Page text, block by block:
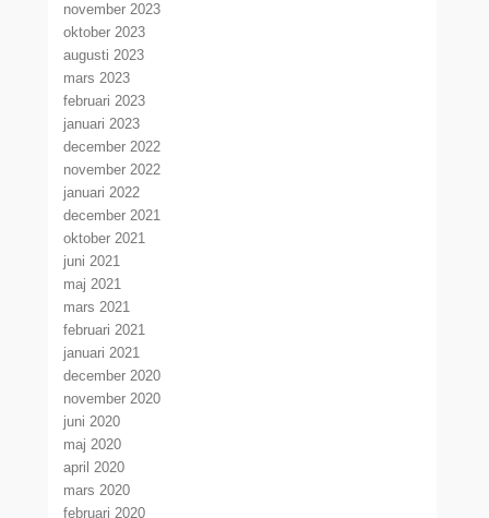
november 2023
oktober 2023
augusti 2023
mars 2023
februari 2023
januari 2023
december 2022
november 2022
januari 2022
december 2021
oktober 2021
juni 2021
maj 2021
mars 2021
februari 2021
januari 2021
december 2020
november 2020
juni 2020
maj 2020
april 2020
mars 2020
februari 2020